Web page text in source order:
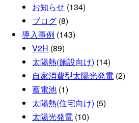
お知らせ (134)
ブログ (8)
導入事例 (143)
V2H (89)
太陽熱(施設向け) (14)
自家消費型太陽光発電 (2)
蓄電池 (1)
太陽熱(住宅向け) (5)
太陽光発電 (10)